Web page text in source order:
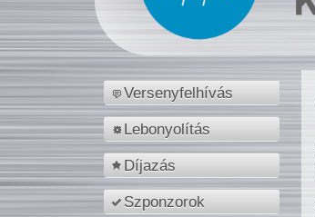
Versenyfelhívás
Lebonyolítás
Díjazás
Szponzorok